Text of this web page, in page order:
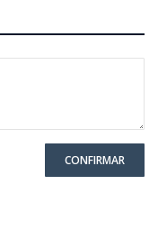
CONFIRMAR